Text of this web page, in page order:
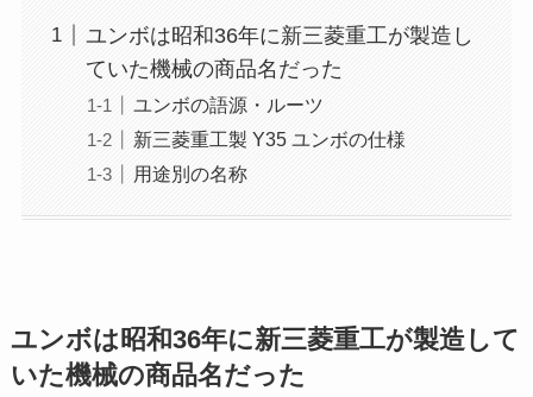
ユンボは昭和36年に新三菱重工が製造し
ていた機械の商品名だった
ユンボの語源・ルーツ
新三菱重工製 Y35 ユンボの仕様
用途別の名称
ユンボは昭和36年に新三菱重工が製造して
いた機械の商品名だった